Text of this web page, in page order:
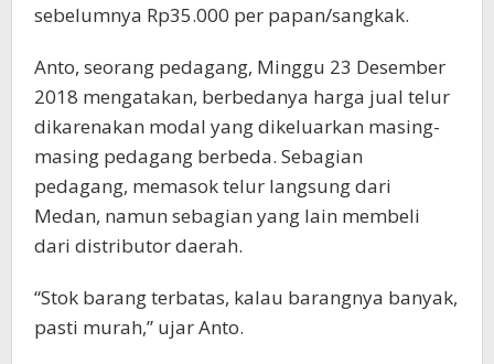
sebelumnya Rp35.000 per papan/sangkak.
Anto, seorang pedagang, Minggu 23 Desember
2018 mengatakan, berbedanya harga jual telur
dikarenakan modal yang dikeluarkan masing-
masing pedagang berbeda. Sebagian
pedagang, memasok telur langsung dari
Medan, namun sebagian yang lain membeli
dari distributor daerah.
“Stok barang terbatas, kalau barangnya banyak,
pasti murah,” ujar Anto.